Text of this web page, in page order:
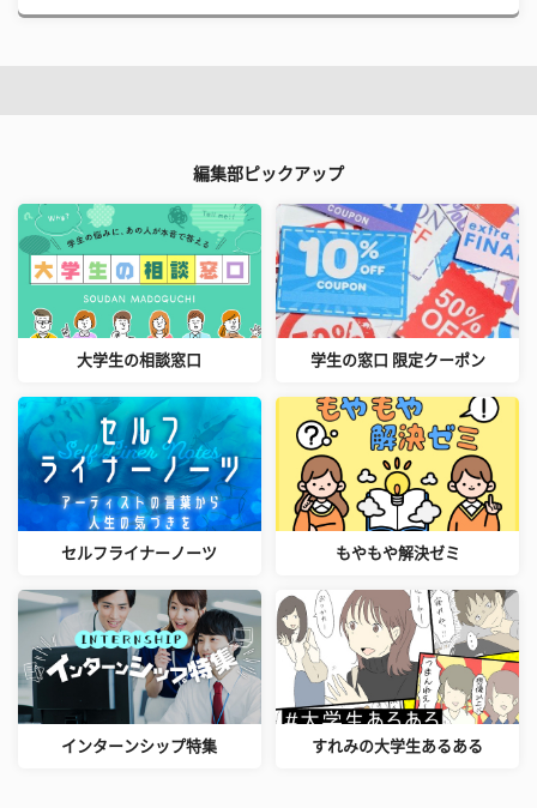
編集部ピックアップ
大学生の相談窓口 学生の窓口 限定クーポン
セルフライナーノーツ もやもや解決ゼミ
インターンシップ特集 すれみの大学生あるある